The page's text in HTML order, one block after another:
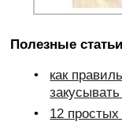
Полезные
как
12